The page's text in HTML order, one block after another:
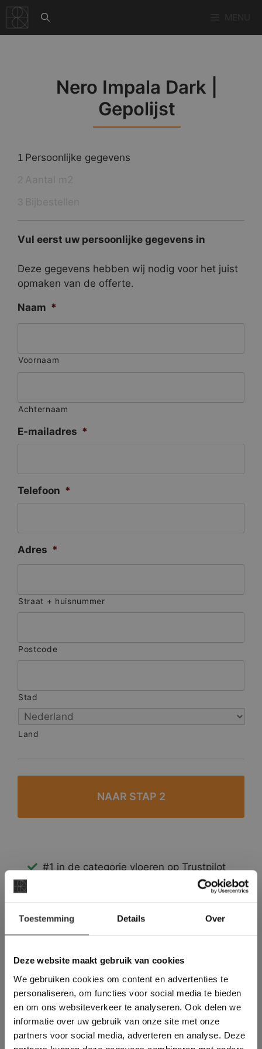
Toestemming Details Over
Deze website maakt gebruik van cookies
We gebruiken cookies om content en advertenties te
personaliseren, om functies voor social media te bieden
en om ons websiteverkeer te analyseren. Ook delen we
informatie over uw gebruik van onze site met onze
partners voor social media, adverteren en analyse. Deze
naar
de
Nero Impala Dark |
Gepolijst
1 Persoonlijke gegevens
Vul eerst uw persoonlijke gegevens in
Deze gegevens hebben wij nodig voor het juist
opmaken van de offerte.
Naam *
Voornaam
Achternaam
E-mailadres *
Telefoon *
Adres *
Straat + huisnummer
Postcode
Stad
Land
#1 in de categorie vloeren op Trustpilot
Binnen 24 uur een passende offerte
Meer dan 500 m2 showroom
Deze website maakt
gebruik van cookies.
This Cookie Banner was deleted and is no
longer working. Please contact the website
administrator.
Deze website gebruikt cookies om de
gebruikerservaring te verbeteren. Door
gebruik te maken van onze website geeft u
toestemming voor alle cookies in
overeenstemming met ons cookiebeleid.Lees
verder